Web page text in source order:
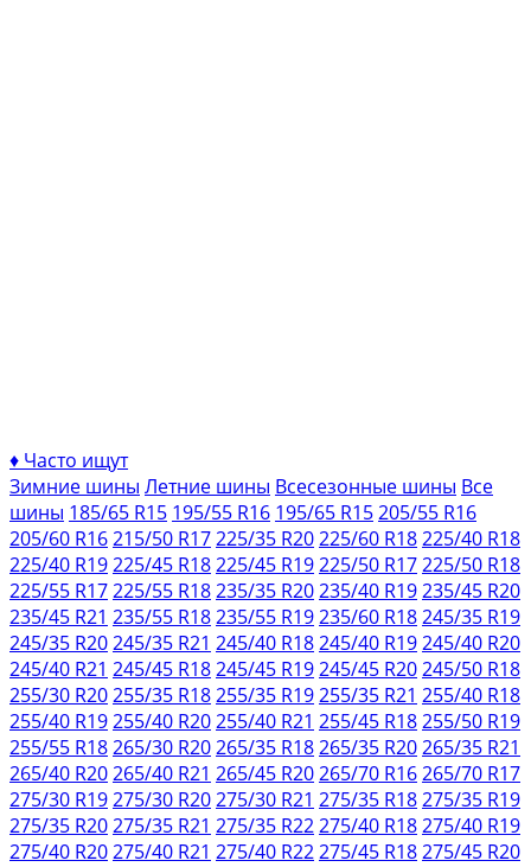
♦ Часто ищут
Зимние шины Летние шины Всесезонные шины Все
шины 185/65 R15 195/55 R16 195/65 R15205/55 R16
205/60 R16215/50 R17225/35 R20225/60 R18225/40 R18
225/40 R19225/45 R18225/45 R19225/50 R17225/50 R18
225/55 R17225/55 R18235/35 R20235/40 R19235/45 R20
235/45 R21 235/55 R18235/55 R19235/60 R18245/35 R19
245/35 R20245/35 R21 245/40 R18245/40 R19245/40 R20
245/40 R21 245/45 R18245/45 R19245/45 R20245/50 R18
255/30 R20255/35 R18255/35 R19255/35 R21 255/40 R18
255/40 R19255/40 R20255/40 R21 255/45 R18255/50 R19
255/55 R18265/30 R20265/35 R18265/35 R20265/35 R21
265/40 R20265/40 R21 265/45 R20265/70 R16265/70 R17
275/30 R19275/30 R20275/30 R21 275/35 R18275/35 R19
275/35 R20275/35 R21 275/35 R22275/40 R18275/40 R19
275/40 R20275/40 R21 275/40 R22275/45 R18275/45 R20